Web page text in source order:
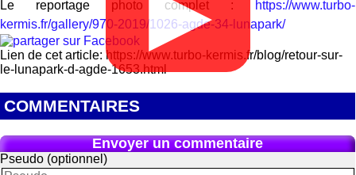
Le reportage photo complet : https://www.turbo-
kermis.fr/gallery/970-2019/1026-agde-34-lunapark/
Lien de cet article: https://www.turbo-kermis.fr/blog/retour-sur-
le-lunapark-d-agde-1653.html
COMMENTAIRES
Envoyer un commentaire
Pseudo (optionnel)